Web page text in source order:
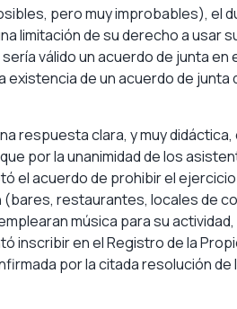
pero muy improbables), el
limitación de su derecho a usar
válido un acuerdo de junta en
de un acuerdo de junta
respuesta clara, y muy didáctica,
por la unanimidad de los
el acuerdo de prohibir el
restaurantes, locales de
música para su actividad,
inscribir en el Registro de la
por la citada resolución de